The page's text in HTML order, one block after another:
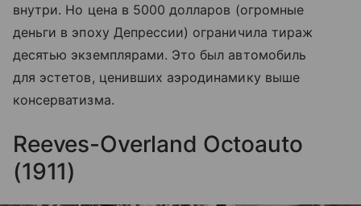
внутри. Но цена в 5000 долларов (огромные
деньги в эпоху Депрессии) ограничила тираж
десятью экземплярами. Это был автомобиль
для эстетов, ценивших аэродинамику выше
консерватизма.
Reeves-Overland Octoauto
(1911)